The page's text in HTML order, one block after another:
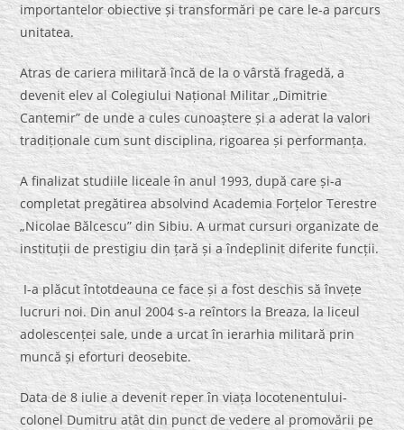
importantelor obiective și transformări pe care le-a parcurs
unitatea.
Atras de cariera militară încă de la o vârstă fragedă, a
devenit elev al Colegiului Național Militar „Dimitrie
Cantemir” de unde a cules cunoaștere și a aderat la valori
tradiționale cum sunt disciplina, rigoarea și performanța.
A finalizat studiile liceale în anul 1993, după care și-a
completat pregătirea absolvind Academia Forțelor Terestre
„Nicolae Bălcescu” din Sibiu. A urmat cursuri organizate de
instituții de prestigiu din țară și a îndeplinit diferite funcții.
I-a plăcut întotdeauna ce face și a fost deschis să învețe
lucruri noi. Din anul 2004 s-a reîntors la Breaza, la liceul
adolescenței sale, unde a urcat în ierarhia militară prin
muncă și eforturi deosebite.
Data de 8 iulie a devenit reper în viața locotenentului-
colonel Dumitru atât din punct de vedere al promovării pe